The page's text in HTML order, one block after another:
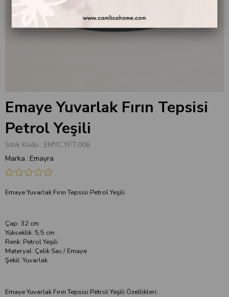
Emaye Yuvarlak Fırın Tepsisi
Petrol Yeşili
Stok Kodu
EMYC.YFT.006
Marka : Emayra
Emaye Yuvarlak Fırın Tepsisi Petrol Yeşili
Çap: 32 cm
Yükseklik: 5,5 cm
Renk: Petrol Yeşili
Materyal: Çelik Sac / Emaye
Şekil: Yuvarlak
Emaye Yuvarlak Fırın Tepsisi Petrol Yeşili Özellikleri: